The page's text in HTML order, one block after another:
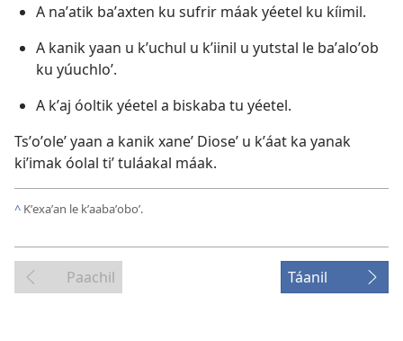
A naʼatik baʼaxten ku sufrir máak yéetel ku kíimil.
A kanik yaan u kʼuchul u kʼiinil u yutstal le baʼaloʼob
ku yúuchloʼ.
A kʼaj óoltik yéetel a biskaba tu yéetel.
Tsʼoʼoleʼ yaan a kanik xaneʼ Dioseʼ u kʼáat ka yanak
kiʼimak óolal tiʼ tuláakal máak.
^ Kʼexaʼan le kʼaabaʼoboʼ.
Paachil Táanil